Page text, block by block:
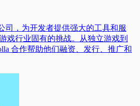
司，为开发者提供强大的工具和服
戏行业固有的挑战。从独立游戏到
合作帮助他们融资、发行、推广和